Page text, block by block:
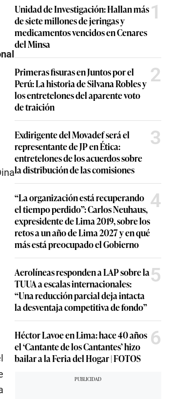
Unidad de Investigación: Hallan más
de siete millones de jeringas y
medicamentos vencidos en Cenares
del Minsa
1
Primeras fisuras en Juntos por el
Perú: La historia de Silvana Robles y
los entretelones del aparente voto
de traición
2
Exdirigente del Movadef será el
representante de JP en Ética:
entretelones de los acuerdos sobre
la distribución de las comisiones
3
“La organización está recuperando
el tiempo perdido”: Carlos Neuhaus,
expresidente de Lima 2019, sobre los
retos a un año de Lima 2027 y en qué
más está preocupado el Gobierno
4
Aerolíneas responden a LAP sobre la
TUUA a escalas internacionales:
“Una reducción parcial deja intacta
la desventaja competitiva de fondo”
5
Héctor Lavoe en Lima: hace 40 años
el ‘Cantante de los Cantantes’ hizo
bailar a la Feria del Hogar | FOTOS
6